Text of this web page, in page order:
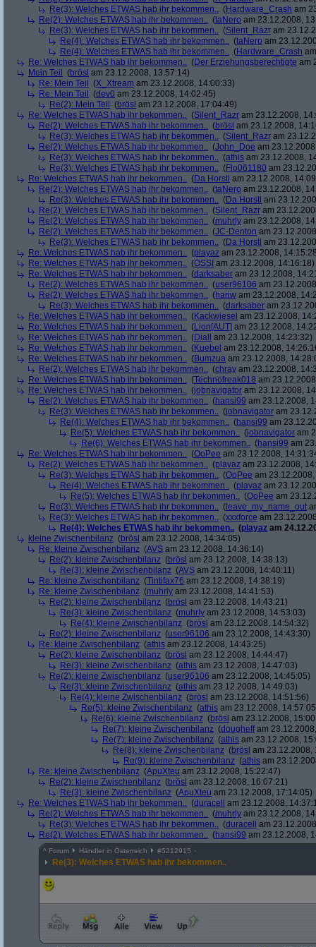
Re(3): Welches ETWAS hab ihr bekommen.. (Hardware_Crash am
Re(2): Welches ETWAS hab ihr bekommen.. (taNero am 23.12.2008,
Re(3): Welches ETWAS hab ihr bekommen.. (Silent_Razr am
Re(4): Welches ETWAS hab ihr bekommen.. (taNero am
Re(4): Welches ETWAS hab ihr bekommen.. (Hardware_Crash
Re: Welches ETWAS hab ihr bekommen.. (Der Erziehungsberechtigte am
Mein Teil
(brösl am 23.12.2008, 13:57:14)
Re: Mein Teil
(X_Xtream am 23.12.2008, 14:00:33)
Re: Mein Teil
(dev0 am 23.12.2008, 14:02:45)
Re(2): Mein Teil
(brösl am 23.12.2008, 17:04:49)
Re: Welches ETWAS hab ihr bekommen.. (Silent_Razr am 23.12.2008,
Re(2): Welches ETWAS hab ihr bekommen.. (brösl am 23.12.2008,
Re(3): Welches ETWAS hab ihr bekommen.. (Silent_Razr am
Re(2): Welches ETWAS hab ihr bekommen.. (John_Doe am
Re(3): Welches ETWAS hab ihr bekommen.. (athis am 23.12.2008,
Re(3): Welches ETWAS hab ihr bekommen.. (Flo061180 am
Re: Welches ETWAS hab ihr bekommen.. (Da Horstl am 23.12.2008,
Re(2): Welches ETWAS hab ihr bekommen.. (taNero am 23.12.2008,
Re(3): Welches ETWAS hab ihr bekommen.. (Da Horstl am
Re(2): Welches ETWAS hab ihr bekommen.. (Silent_Razr am
Re(2): Welches ETWAS hab ihr bekommen.. (muhrly am 23.12.2008,
Re(2): Welches ETWAS hab ihr bekommen.. (JC-Denton am
Re(3): Welches ETWAS hab ihr bekommen.. (Da Horstl am
Re: Welches ETWAS hab ihr bekommen.. (playaz am 23.12.2008,
Re: Welches ETWAS hab ihr bekommen.. (OSSI am 23.12.2008, 14:16:18)
Re: Welches ETWAS hab ihr bekommen.. (darksaber am 23.12.2008,
Re(2): Welches ETWAS hab ihr bekommen.. (user96106 am
Re(2): Welches ETWAS hab ihr bekommen.. (hariw am 23.12.2008,
Re(3): Welches ETWAS hab ihr bekommen.. (darksaber am
Re: Welches ETWAS hab ihr bekommen.. (Kackwiesel am 23.12.2008,
Re: Welches ETWAS hab ihr bekommen.. (Lion[AUT] am 23.12.2008,
Re: Welches ETWAS hab ihr bekommen.. (Diall
am 23.12.2008, 14:23:32)
Re: Welches ETWAS hab ihr bekommen.. (Kuebel am 23.12.2008,
Re: Welches ETWAS hab ihr bekommen.. (Bumzua am 23.12.2008,
Re(2): Welches ETWAS hab ihr bekommen.. (chray am 23.12.2008,
Re: Welches ETWAS hab ihr bekommen.. (Technofreak018 am
Re: Welches ETWAS hab ihr bekommen.. (jobnavigator am 23.12.2008,
Re(2): Welches ETWAS hab ihr bekommen.. (hansi99 am 23.12.2008,
Re(3): Welches ETWAS hab ihr bekommen.. (jobnavigator am
Re(4): Welches ETWAS hab ihr bekommen.. (hansi99 am
Re(5): Welches ETWAS hab ihr bekommen.. (jobnavigator am
Re(6): Welches ETWAS hab ihr bekommen.. (hansi99 am
Re: Welches ETWAS hab ihr bekommen.. (OoPee am 23.12.2008,
Re(2): Welches ETWAS hab ihr bekommen.. (playaz am 23.12.2008,
Re(3): Welches ETWAS hab ihr bekommen.. (OoPee am
Re(4): Welches ETWAS hab ihr bekommen.. (playaz am
Re(5): Welches ETWAS hab ihr bekommen.. (OoPee am
Re(3): Welches ETWAS hab ihr bekommen.. ( leave_my_name_out
Re(3): Welches ETWAS hab ihr bekommen.. (xxxforce am
Re(4): Welches ETWAS hab ihr bekommen.. (playaz am
kleine Zwischenbilanz (brösl am 23.12.2008, 14:34:05)
Re: kleine Zwischenbilanz (AVS am 23.12.2008, 14:36:14)
Re(2): kleine Zwischenbilanz (brösl am 23.12.2008, 14:38:13)
Re(3): kleine Zwischenbilanz (AVS am 23.12.2008, 14:40:11)
Re: kleine Zwischenbilanz (Tintifax76 am 23.12.2008, 14:38:19)
Re: kleine Zwischenbilanz (muhrly am 23.12.2008, 14:41:53)
Re(2): kleine Zwischenbilanz (brösl am 23.12.2008, 14:43:21)
Re(3): kleine Zwischenbilanz (muhrly am 23.12.2008, 14:53:03)
Re(4): kleine Zwischenbilanz (brösl am 23.12.2008, 14:54:32)
Re(2): kleine Zwischenbilanz (user96106 am 23.12.2008, 14:43:30)
Re: kleine Zwischenbilanz (athis am 23.12.2008, 14:43:25)
Re(2): kleine Zwischenbilanz (brösl am 23.12.2008, 14:44:47)
Re(3): kleine Zwischenbilanz (athis am 23.12.2008, 14:47:03)
Re(2): kleine Zwischenbilanz (user96106 am 23.12.2008, 14:45:05)
Re(3): kleine Zwischenbilanz (athis am 23.12.2008, 14:49:03)
Re(4): kleine Zwischenbilanz (brösl am 23.12.2008, 14:51:56)
Re(5): kleine Zwischenbilanz (athis am 23.12.2008,
Re(6): kleine Zwischenbilanz (brösl am 23.12.2008,
Re(7): kleine Zwischenbilanz (dougheffam
Re(7): kleine Zwischenbilanz (athis am 23.12.2008,
Re(8): kleine Zwischenbilanz (brösl am 23.12.2008,
Re(9): kleine Zwischenbilanz (athis am
Re: kleine Zwischenbilanz (ApuXteu am 23.12.2008, 15:22:47)
Re(2): kleine Zwischenbilanz (brösl am 23.12.2008, 16:07:21)
Re(3): kleine Zwischenbilanz (ApuXteu am 23.12.2008, 17:14:05)
Re: Welches ETWAS hab ihr bekommen.. (duracell
am 23.12.2008,
Re(2): Welches ETWAS hab ihr bekommen.. (muhrly am 23.12.2008,
Re(3): Welches ETWAS hab ihr bekommen.. (duracell
am
Re(2): Welches ETWAS hab ihr bekommen.. (hansi99 am 23.12.2008,
^ Forum Händler in Österreich #5212915
Re(3): Welches ETWAS hab ihr bekommen..